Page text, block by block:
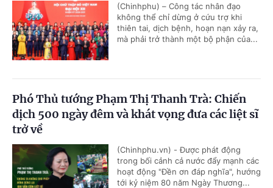
(Chinhphu) – Công tác nhân đạo
không thể chỉ dừng ở cứu trợ khi
thiên tai, dịch bệnh, hoạn nạn xảy ra,
mà phải trở thành một bộ phận của...
Phó Thủ tướng Phạm Thị Thanh Trà: Chiến
dịch 500 ngày đêm và khát vọng đưa các liệt sĩ
trở về
(Chinhphu.vn) - Được phát động
trong bối cảnh cả nước đẩy mạnh các
hoạt động "Đền ơn đáp nghĩa", hướng
tới kỷ niệm 80 năm Ngày Thương...